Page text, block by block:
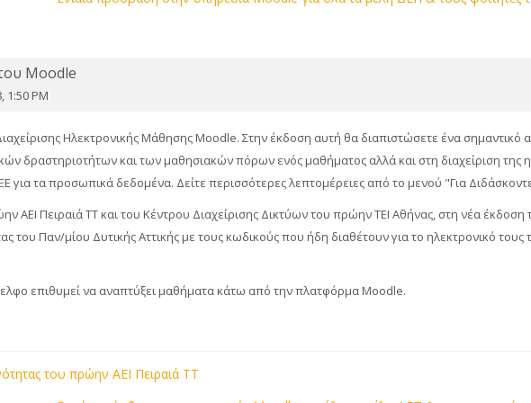
Moodle
1:50 PM
Ηλεκτρονικής Μάθησης Moodle. Στην έκδοση αυτή θα διαπιστώσετε ένα σημαντικό
δραστηριοτήτων και των μαθησιακών πόρων ενός μαθήματος αλλά και στη διαχείριση της
για τα προσωπικά δεδομένα. Δείτε περισσότερες λεπτομέρειες από το μενού "Για
ΑΕΙ Πειραιά ΤΤ και του Κέντρου Διαχείρισης Δικτύων του πρώην ΤΕΙ Αθήνας, στη νέα
του Παν/μίου Δυτικής Αττικής με τους κωδικούς που ήδη διαθέτουν για το ηλεκτρονικό
επιθυμεί να αναπτύξει μαθήματα κάτω από την πλατφόρμα Moodle.
του πρώην ΑΕΙ Πειραιά ΤΤ